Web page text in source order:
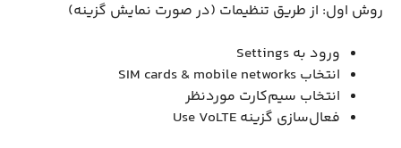
روش اول: از طریق تنظیمات (در صورت نمایش گزینه)
ورود به Settings
انتخاب SIM cards & mobile networks
انتخاب سیم‌کارت موردنظر
فعال‌سازی گزینه Use VoLTE